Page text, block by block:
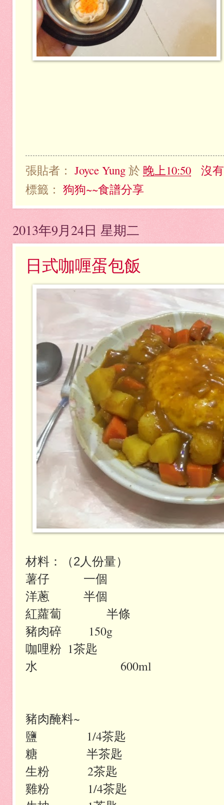
張貼者： Joyce Yung 於 晚上10:50
沒
標籤： 狗狗~~食譜分享
2013年9月24日 星期二
日式咖喱蛋包飯
材料：（2人份量）
薯仔
一個
洋蔥
半個
紅蘿蔔
半條
豬肉碎
150g
咖哩粉 1茶匙
水 600ml
豬肉醃料~
鹽 1/4茶匙
糖 半茶匙
生粉 2茶匙
雞粉 1/4茶匙